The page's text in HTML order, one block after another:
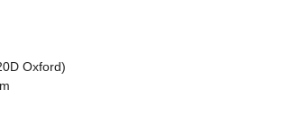
Oxford)